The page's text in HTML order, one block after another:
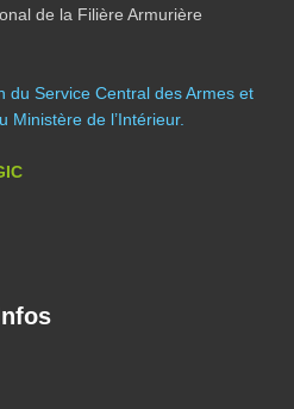
de la Filière Armurière
du Service Central des Armes et
Ministère de l’Intérieur.